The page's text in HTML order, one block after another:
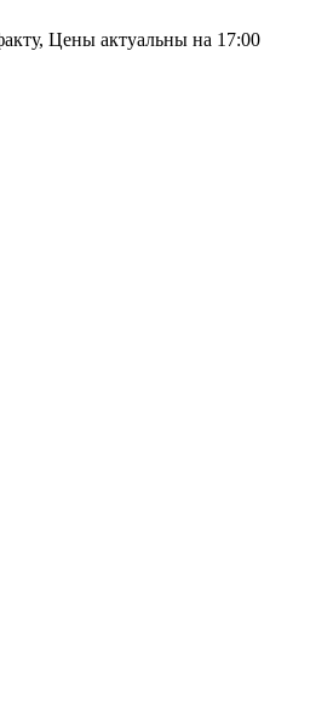
Цены актуальны на 17:00